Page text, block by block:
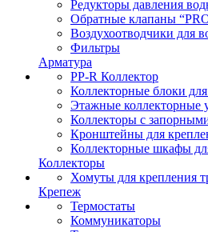
Редукторы давления
Обратные клапаны
Воздухоотводчики для
Фильтры
Арматура
PP-R Коллектор
Коллекторные блоки
Этажные коллекторные
Коллекторы с
Кронштейны для
Коллекторные шкафы
Коллекторы
Хомуты для крепления
Крепеж
Термостаты
Коммуникаторы